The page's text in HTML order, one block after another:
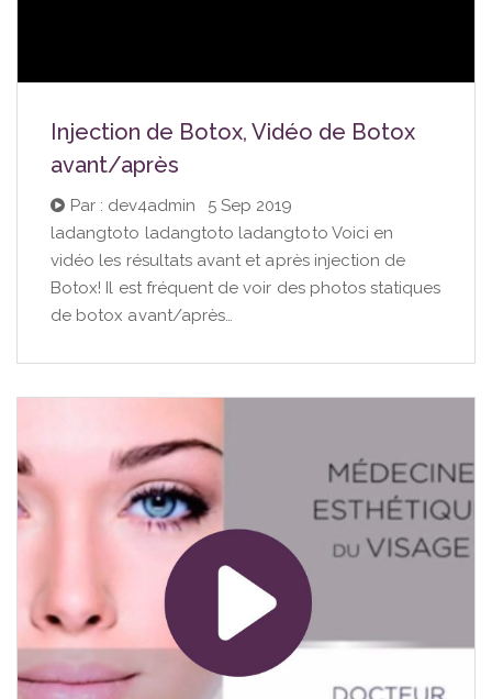
Injection de Botox, Vidéo de Botox
avant/après
Par : dev4admin
5 Sep 2019
ladangtoto ladangtoto ladangtoto Voici en
vidéo les résultats avant et après injection de
Botox! Il est fréquent de voir des photos statiques
de botox avant/après…